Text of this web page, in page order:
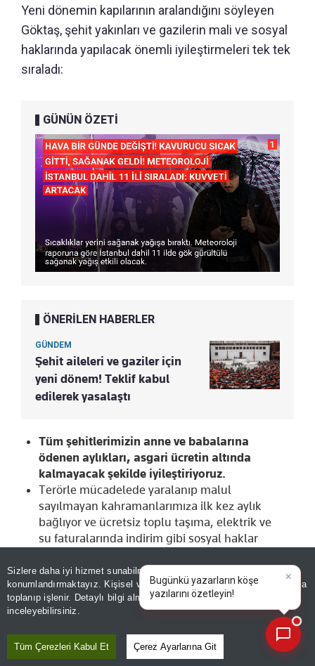
Sizlere daha iyi hizmet sunabilmek adına sitemizde
konumlandırmaktayız. Kişisel verileriniz, KVKK ve GDPR kapsamında
toplanıp işlenir. Detaylı bilgi almak içinAydınlatma Metnimizi
inceleyebilirsiniz.
Tüm Çerezleri Kabul Et Çerez Ayarlarına Git
Yeni dönemin kapılarının aralandığını söyleyen
Göktaş, şehit yakınları ve gazilerin mali ve sosyal
haklarında yapılacak önemli iyileştirmeleri tek tek
sıraladı:
GÜNÜN ÖZETİ
ÖNERİLEN HABERLER
GÜNDEM
Şehit aileleri ve gaziler için
yeni dönem! Teklif kabul
edilerek yasalaştı
Tüm şehitlerimizin anne ve babalarına
ödenen aylıkları, asgari ücretin altında
kalmayacak şekilde iyileştiriyoruz.
Terörle mücadelede yaralanıp malul
sayılmayan kahramanlarımıza ilk kez aylık
bağlıyor ve ücretsiz toplu taşıma, elektrik ve
su faturalarında indirim gibi sosyal haklar
15 Temmuz gazilerimize aylık bağlıyoruz.
15 Temmuz ve terörle mücadelede yaralanıp
malul sayılmayan ancak derece tespiti
yapılarak aylık bağlananların aylıklarını
artırıyoruz.
Erbaş ve erler, güvenlik korucuları, askerî
|